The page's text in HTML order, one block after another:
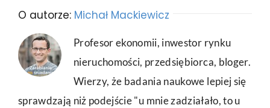
O autorze: Michał Mackiewicz
Profesor ekonomii, inwestor rynku
nieruchomości, przedsiębiorca, bloger.
Wierzy, że badania naukowe lepiej się
sprawdzają niż podejście "u mnie zadziałało, to u